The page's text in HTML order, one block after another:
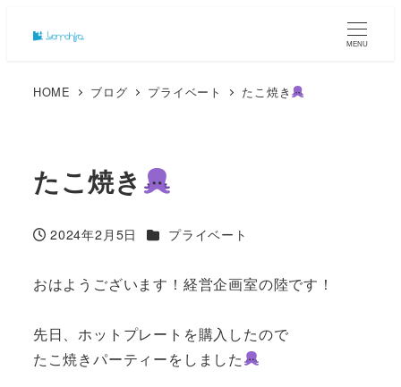
MENU
HOME ブログ プライベート たこ焼き
たこ焼き
投稿日
2024年2月5日 カテゴリー
プライベート
おはようございます！経営企画室の陸です！
先日、ホットプレートを購入したので
たこ焼きパーティーをしました